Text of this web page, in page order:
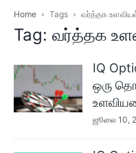
Home Tags வர்த்தக
Tag: வர்த்தக
IQ
ஒரு
ஜூலை 10,